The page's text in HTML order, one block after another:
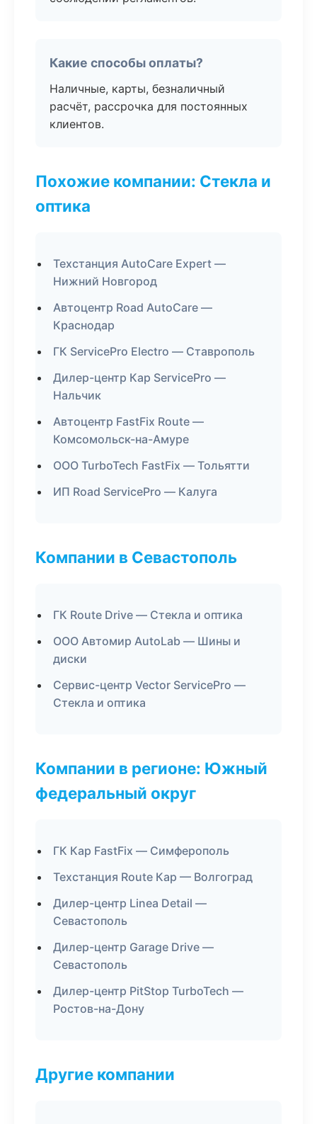
Какие способы оплаты?
Наличные, карты, безналичный
расчёт, рассрочка для постоянных
клиентов.
Похожие компании: Стекла и
оптика
Техстанция AutoCare Expert —
Нижний Новгород
Автоцентр Road AutoCare —
Краснодар
ГК ServicePro Electro — Ставрополь
Дилер-центр Кар ServicePro —
Нальчик
Автоцентр FastFix Route —
Комсомольск-на-Амуре
ООО TurboTech FastFix — Тольятти
ИП Road ServicePro — Калуга
Компании в Севастополь
ГК Route Drive — Стекла и оптика
ООО Автомир AutoLab — Шины и
диски
Сервис-центр Vector ServicePro —
Стекла и оптика
Компании в регионе: Южный
федеральный округ
ГК Кар FastFix — Симферополь
Техстанция Route Кар — Волгоград
Дилер-центр Linea Detail —
Севастополь
Дилер-центр Garage Drive —
Севастополь
Дилер-центр PitStop TurboTech —
Ростов-на-Дону
Другие компании